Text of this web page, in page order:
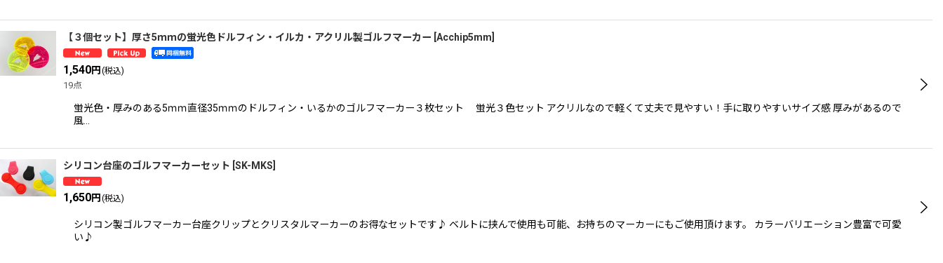
【３個セット】厚さ5ｍｍの蛍光色ドルフィン・イルカ・アクリル製ゴルフマーカー Acchip5mm
1,540円 (税込)
19点
蛍光色・厚みのある5ｍｍ直径35ｍｍのドルフィン・いるかのゴルフマーカー３枚セット 蛍光３色セット アクリルなので軽くて丈夫で見やすい！手に取りやすいサイズ感 厚みがあるので
風…
シリコン台座のゴルフマーカーセット SK-MKS
1,650円 (税込)
シリコン製ゴルフマーカー台座クリップとクリスタルマーカーのお得なセットです♪ ベルトに挟んで使用も可能、お持ちのマーカーにもご使用頂けます。 カラーバリエーション豊富で可愛
い♪